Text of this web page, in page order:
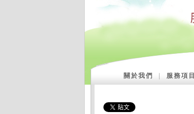
關於我們 服務項目